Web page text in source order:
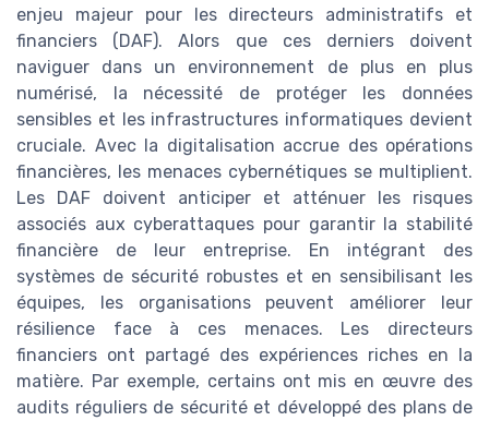
enjeu majeur pour les directeurs administratifs et
financiers (DAF). Alors que ces derniers doivent
naviguer dans un environnement de plus en plus
numérisé, la nécessité de protéger les données
sensibles et les infrastructures informatiques devient
cruciale. Avec la digitalisation accrue des opérations
financières, les menaces cybernétiques se multiplient.
Les DAF doivent anticiper et atténuer les risques
associés aux cyberattaques pour garantir la stabilité
financière de leur entreprise. En intégrant des
systèmes de sécurité robustes et en sensibilisant les
équipes, les organisations peuvent améliorer leur
résilience face à ces menaces. Les directeurs
financiers ont partagé des expériences riches en la
matière. Par exemple, certains ont mis en œuvre des
audits réguliers de sécurité et développé des plans de